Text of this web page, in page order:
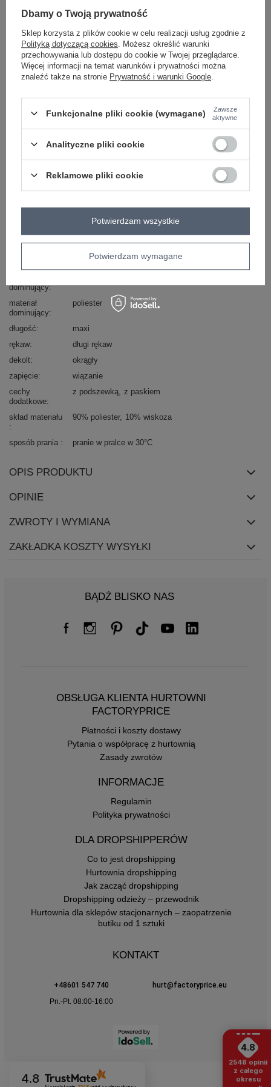
brązowy
ZALOGUJ SIĘ I ZOBACZ CENĘ
Masz pytanie? Chętnie pomożemy.
Zadzwoń+48 601 547 740 Zadaj pytanie
skład materiału : 90% poliester, 10% wiskoza
sposób prania : pranie w pralce w 30°C
fason
sukienka rozkloszowana
wizytowe
dominujący
materiał
dominujący
poliester
długość
maxi
rękaw
długi rękaw
dekolt
okrągły
zapięcie
wiązanie
cechy
dodatkowe
z podszewką z paskiem
skład materiału 90% poliester 10% wiskoza
sposób prania pranie w pralce w 30°C
OPIS PRODUKTU
OPINIE
ZWROTY I WYMIANA
ZAKŁADKA KOSZTY WYSYŁKI
BĄDŹ BLISKO NAS
OBSŁUGA KLIENTA HURTOWNI
FACTORYPRICE
Płatności i koszty dostawy
Pytania o współpracę z hurtownią
Zasady zwrotów
INFORMACJE
Regulamin
Polityka prywatności
DLA DROPSHIPPERÓW
Co to jest dropshipping
Hurtownia dropshipping
Jak zacząć dropshipping
Dropshipping odzieży – przewodnik
Hurtownia dla sklepów stacjonarnych – zaopatrzenie
butiku od 1 sztuki
KONTAKT
+48601 547 740
hurt@factoryprice.eu
Pn.-Pt. 08:00-16:00
4.8
4.8
2548 opinii
z całego
okresu
Dbamy o Twoją prywatność
Sklep korzysta z plików cookie w celu realizacji usług zgodnie z
Polityką dotyczącą cookies . Możesz określić warunki
przechowywania lub dostępu do cookie w Twojej przeglądarce.
Więcej informacji na temat warunków i prywatności można
znaleźć także na stronie Prywatność i warunki Google
Funkcjonalne pliki cookie (wymagane)
Zawsze
aktywne
Analityczne pliki cookie
Reklamowe pliki cookie
Potwierdzam wymagane
Potwierdzam wszystkie